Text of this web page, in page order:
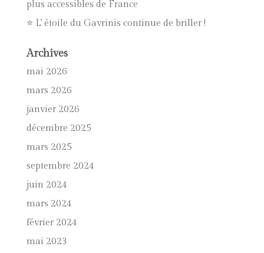
plus accessibles de France
⭐ L’ étoile du Gavrinis continue de briller !
Archives
mai 2026
mars 2026
janvier 2026
décembre 2025
mars 2025
septembre 2024
juin 2024
mars 2024
février 2024
mai 2023